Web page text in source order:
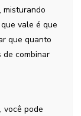
misturando
vale é que
que quanto
de combinar
você pode